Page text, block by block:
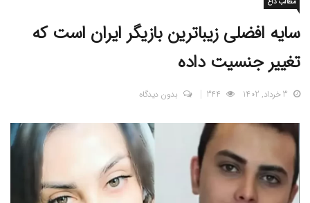
سایه افضلی زیباترین بازیگر ایران است که
تغییر جنسیت داده
3 خرداد, 1402 بدون دیدگاه